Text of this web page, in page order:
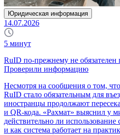
Юридическая информация
14.07.2026
5 минут
RuID по-прежнему не обязателен
Проверили информацию
Несмотря на сообщения о том,
RuID стало обязательным для
иностранцы продолжают
и QR-кода. «Рахмат» выяснил у
действительно ли использование
и как система работает на